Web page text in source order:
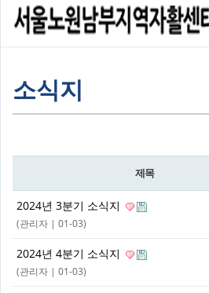
소식지
제목
2024년 3분기 소식지
(관리자 | 01-03)
2024년 4분기 소식지
(관리자 | 01-03)